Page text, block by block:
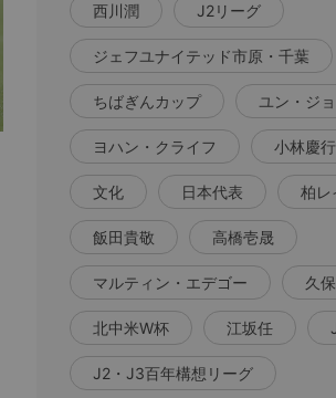
西川潤 J2リーグ
ジェフユナイテッド市原・千葉
ちばぎんカップ ユン・ジ
ヨハン・クライフ 小林慶行
文化 日本代表 柏レ
飯田貴敬 高橋壱晟
マルティン・エデゴー 久
北中米W杯 江坂任
J2・J3百年構想リーグ